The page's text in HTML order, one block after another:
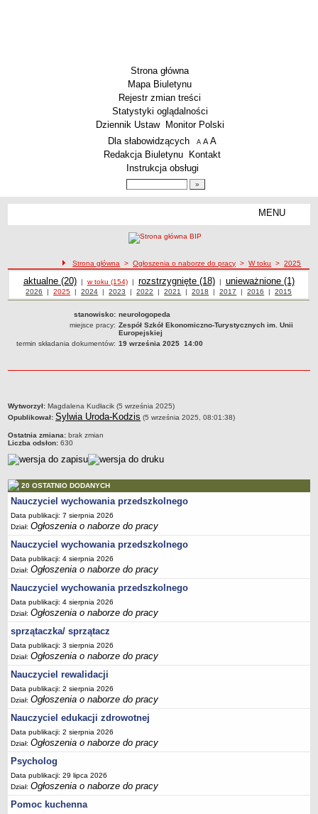
Strona główna
Mapa Biuletynu
Rejestr zmian treści
Statystyki oglądalności
Dziennik Ustaw
Monitor Polski
Menu dodatkowe
Dla słabowidzących A pomniejsz czcionkę
A standardowy rozmiar czcionki
A
Redakcja Biuletynu
Kontakt
Instrukcja obsługi
MENU
Żłobki i przedszkola
Szkoły podstawowe
Szkoły ponadpodstawowe
Inne placówki
PRACA W PLACÓWKACH OŚWIATWYCH
ZARZĄDZENIA
2019
2020
2021
2022
2023
2024
2025
OGŁOSZENIA
2021
2025
RAPORTY O STANIE DOSTĘPNOŚCI
Strona główna >Ogłoszenia o naborze do pracy >W toku >2025
Ogłoszenia o naborze
aktualne (20)| Ogłoszenia o naborze
w toku (154)| Ogłoszenia o naborze
rozstrzygnięte (18)| Ogłoszenia o naborze
unieważnione (1)
Ogłoszenia o naborze z roku
2026 |Ogłoszenia o naborze z roku
2025 |Ogłoszenia o naborze z roku
2024 |Ogłoszenia o naborze z roku
2023 |Ogłoszenia o naborze z roku
2022 |Ogłoszenia o naborze z roku
2021 |Ogłoszenia o naborze z roku
2018 |Ogłoszenia o naborze z roku
2017 |
Ogłoszenia o
naborze z roku
2016 | Ogłoszenia
o naborze z
2015
stanowisko: neurologopeda
miejsce pracy: Zespół Szkół Ekonomiczno-Turystycznych im. Unii
Europejskiej
termin składania dokumentów: 19 września 2025 14:00
metryczka
Wytworzył: Magdalena Kudłacik (5 września 2025)
Opublikował: Sylwia Uroda-Kodzis (5 września 2025, 08:01:38)
Ostatnia zmiana: brak zmian
Liczba odsłon: 630
20 OSTATNIO DODANYCH
Nauczyciel wychowania przedszkolnego
Data publikacji: 7 sierpnia 2026
Dział:Ogłoszenia o naborze do pracy
Nauczyciel wychowania przedszkolnego
Data publikacji: 4 sierpnia 2026
Dział:Ogłoszenia o naborze do pracy
Nauczyciel wychowania przedszkolnego
Data publikacji: 4 sierpnia 2026
Dział:Ogłoszenia o naborze do pracy
sprzątaczka/ sprzątacz
Data publikacji: 3 sierpnia 2026
Dział:Ogłoszenia o naborze do pracy
Nauczyciel rewalidacji
Data publikacji: 2 sierpnia 2026
Dział:Ogłoszenia o naborze do pracy
Nauczyciel edukacji zdrowotnej
Data publikacji: 2 sierpnia 2026
Dział:Ogłoszenia o naborze do pracy
Psycholog
Data publikacji: 29 lipca 2026
Dział:Ogłoszenia o naborze do pracy
Pomoc kuchenna